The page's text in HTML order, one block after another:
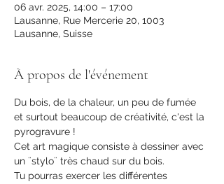
06 avr. 2025, 14:00 – 17:00
Lausanne, Rue Mercerie 20, 1003
Lausanne, Suisse
À propos de l'événement
Du bois, de la chaleur, un peu de fumée
et surtout beaucoup de créativité, c'est la
pyrogravure !
Cet art magique consiste à dessiner avec
un ¨stylo¨ très chaud sur du bois.
Tu pourras exercer les différentes